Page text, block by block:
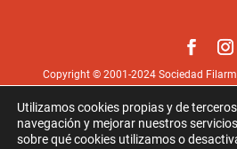
Copyright © 2001-2024 Sociedad
Fotos © Juan Hernández juan-
aportadas por los
Utilizamos cookies propias y de
navegación y mejorar nuestros
sobre qué cookies utilizamos o